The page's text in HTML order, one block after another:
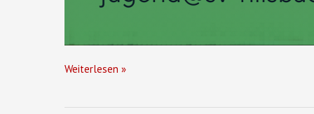
Schiedsrichter
Weiterlesen »